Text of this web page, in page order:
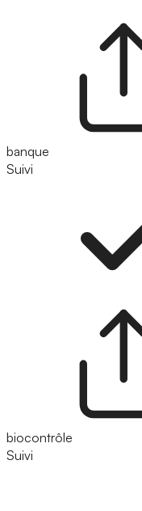
banque
Suivi
biocontrôle
Suivi